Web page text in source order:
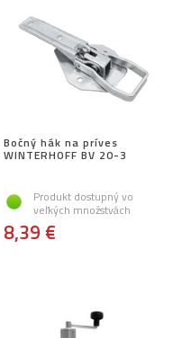
Bočný hák na príves
WINTERHOFF BV 20-3
Produkt dostupný vo
veľkých množstvách
8,39 €